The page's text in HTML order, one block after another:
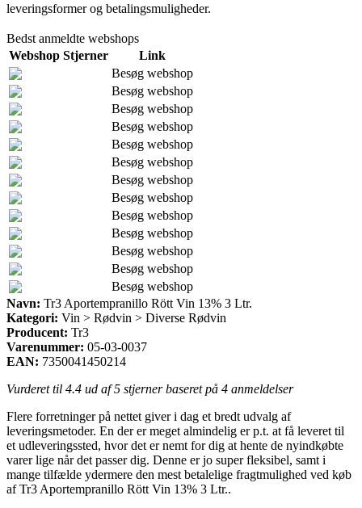
leveringsformer og betalingsmuligheder.
Bedst anmeldte webshops
Webshop Stjerner
Link
Besøg webshop
Besøg webshop
Besøg webshop
Besøg webshop
Besøg webshop
Besøg webshop
Besøg webshop
Besøg webshop
Besøg webshop
Besøg webshop
Besøg webshop
Besøg webshop
Besøg webshop
Navn: Tr3 Aportempranillo Rött Vin 13% 3 Ltr.
Kategori: Vin > Rødvin > Diverse Rødvin
Producent: Tr3
Varenummer: 05-03-0037
EAN: 7350041450214
Vurderet til 4.4 ud af 5 stjerner baseret på 4 anmeldelser
Flere forretninger på nettet giver i dag et bredt udvalg af
leveringsmetoder. En der er meget almindelig er p.t. at få leveret til
et udleveringssted, hvor det er nemt for dig at hente de nyindkøbte
varer lige når det passer dig. Denne er jo super fleksibel, samt i
mange tilfælde ydermere den mest betalelige fragtmulighed ved køb
af Tr3 Aportempranillo Rött Vin 13% 3 Ltr..